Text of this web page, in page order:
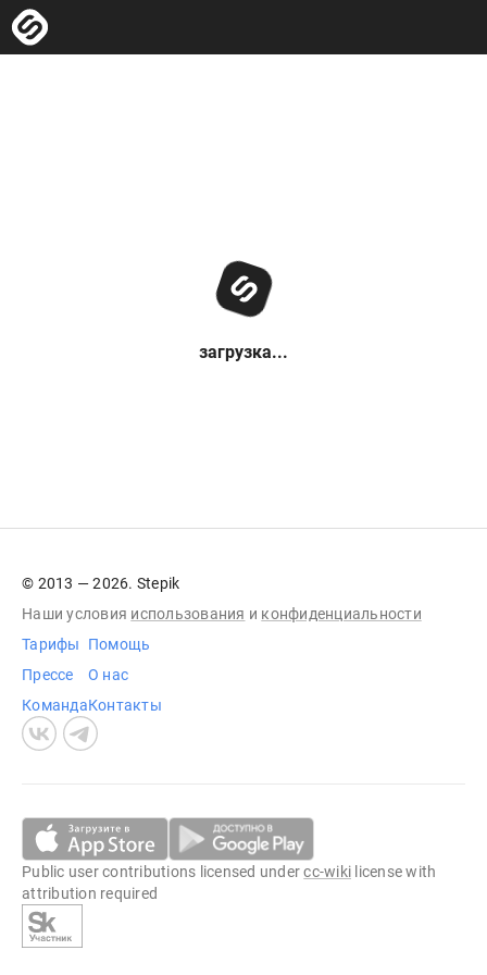
загрузка...
© 2013 — 2026. Stepik
Наши условия использования и конфиденциальности
Тарифы
Прессе
Команда
Помощь
О нас
Контакты
Public user contributions licensed undercc-wiki license with
attribution required